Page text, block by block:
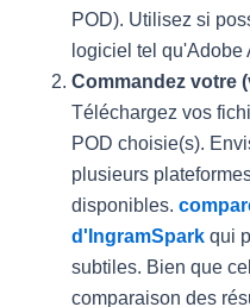
POD). Utilisez si
logiciel tel qu'Adobe
Commandez votre
Téléchargez vos
POD choisie(s).
plusieurs
disponibles.
d'IngramSpark qui
subtiles. Bien que
comparaison des